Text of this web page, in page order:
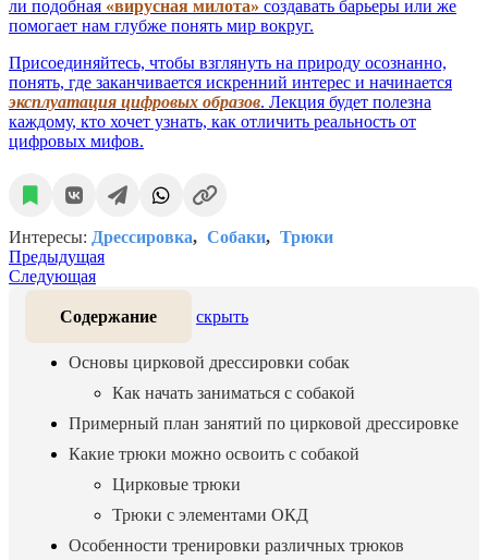
ли подобная «вирусная милота» создавать барьеры или же
помогает нам глубже понять мир вокруг.
Присоединяйтесь, чтобы взглянуть на природу осознанно,
понять, где заканчивается искренний интерес и начинается
эксплуатация цифровых образов. Лекция будет полезна
каждому, кто хочет узнать, как отличить реальность от
цифровых мифов.
Интересы: Дрессировка Собаки
Трюки
Предыдущая
Следующая
Содержание скрыть
Основы цирковой дрессировки собак
Как начать заниматься с собакой
Примерный план занятий по цирковой дрессировке
Какие трюки можно освоить с собакой
Цирковые трюки
Трюки с элементами ОКД
Особенности тренировки различных трюков